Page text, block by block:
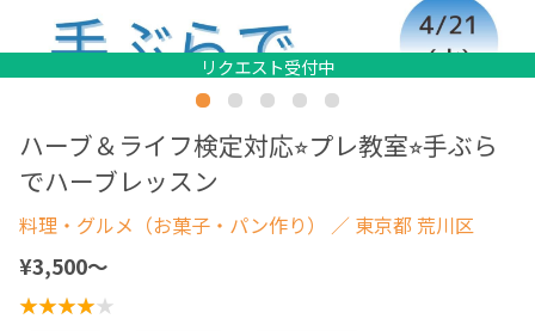
リクエスト受付中
リクエスト受付中
リクエスト受付中
リクエスト受付中
リクエスト受付中
リクエスト受付中
ハーブ＆ライフ検定対応⭐︎プレ教室⭐︎手ぶら
でハーブレッスン
料理・グルメ（お菓子・パン作り） ／ 東京都 荒川区
¥3,500〜